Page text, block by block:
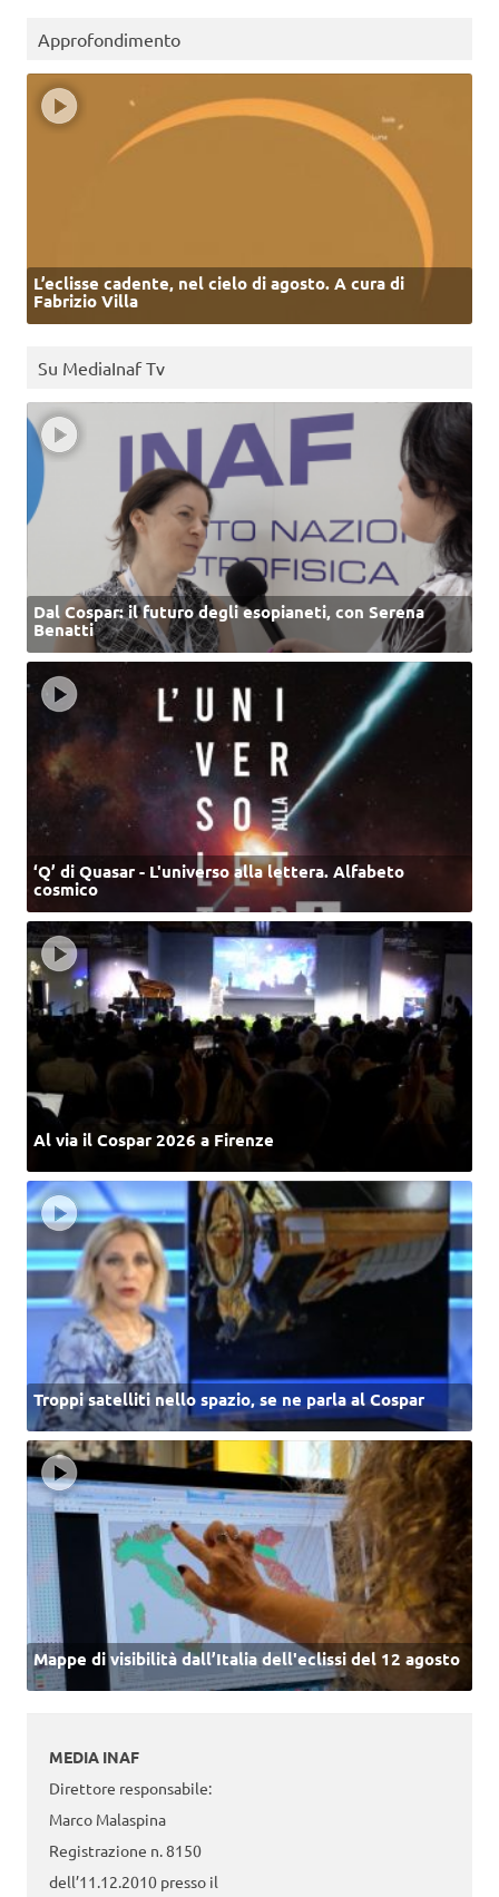
Approfondimento
L’eclisse cadente, nel cielo di agosto. A cura di
Fabrizio Villa
Su MediaInaf Tv
Dal Cospar: il futuro degli esopianeti, con Serena
Benatti
‘Q’ di Quasar - L'universo alla lettera. Alfabeto
cosmico
Al via il Cospar 2026 a Firenze
Troppi satelliti nello spazio, se ne parla al Cospar
Mappe di visibilità dall’Italia dell'eclissi del 12 agosto
MEDIA INAF
Direttore responsabile:
Marco Malaspina
Registrazione n. 8150
dell’11.12.2010 presso il